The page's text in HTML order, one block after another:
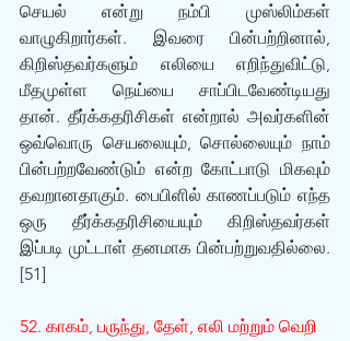
செயல் என்று நம்பி முஸ்லிம்கள்
வாழுகிறார்கள். இவரை பின்பற்றினால்,
கிறிஸ்தவர்களும் எலியை எறிந்துவிட்டு,
மீதமுள்ள நெய்யை சாப்பிடவேண்டியது
தான். தீர்க்கதரிசிகள் என்றால் அவர்களின்
ஒவ்வொரு செயலையும், சொல்லையும் நாம்
பின்பற்றவேண்டும் என்ற கோட்பாடு மிகவும்
தவறானதாகும். பைபிளில் காணப்படும் எந்த
ஒரு தீர்க்கதரிசியையும் கிறிஸ்தவர்கள்
இப்படி முட்டாள் தனமாக பின்பற்றுவதில்லை.
[51]
52. காகம், பருந்து, தேள், எலி மற்றும் வெறி